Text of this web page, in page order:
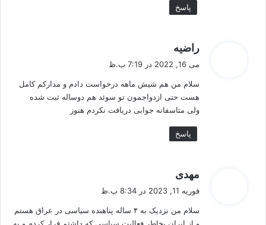
پاسخ
راضیه
:
می 16, 2022 در 7:19 ب.ظ
سلام من هم شیش ماهه درخواست دادم و مدارکم کامل
هست حتی ازدواجمون تو سوئد هم دوساله ثبت شده
ولی متاسفانه جوابی دریافت نکردم هنوز
پاسخ
مهدی
:
فوریه 11, 2023 در 8:34 ب.ظ
سلام من نزدیک به ۴ ساله پناهنده سیاسی در عراق هستم